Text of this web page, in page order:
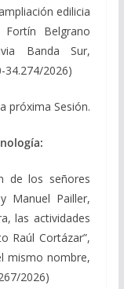
edilicia
Belgrano
Banda Sur,
34.274/2026)
próxima Sesión.
los señores
Manuel Pailler,
las actividades
Raúl Cortázar”,
mismo nombre,
2026)